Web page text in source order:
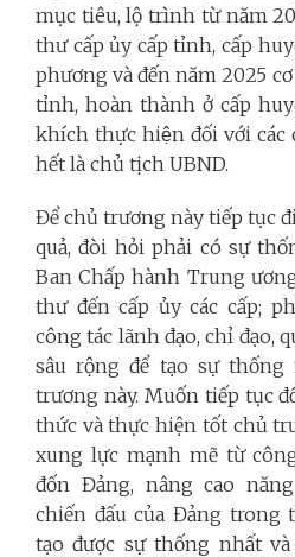
mục tiêu, lộ trình từ năm
thư cấp ủy cấp tỉnh, cấp
phương và đến năm 2025
tỉnh, hoàn thành ở cấp
khích thực hiện đối với các
hết là chủ tịch UBND.
Để chủ trương này tiếp tục
quả, đòi hỏi phải có sự
Ban Chấp hành Trung
thư đến cấp ủy các cấp;
công tác lãnh đạo, chỉ đạo,
sâu rộng để tạo sự thống
trương này. Muốn tiếp tục
thức và thực hiện tốt chủ
xung lực mạnh mẽ từ
đốn Đảng, nâng cao
chiến đấu của Đảng
tạo được sự thống nhất